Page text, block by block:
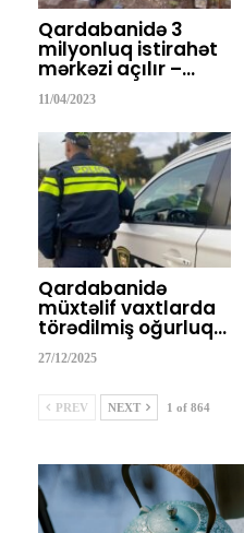
Qardabanidə 3
milyonluq istirahət
mərkəzi açılır –…
11/04/2023
Qardabanidə
müxtəlif vaxtlarda
törədilmiş oğurluq…
27/12/2025
PREV NEXT 1 of 864